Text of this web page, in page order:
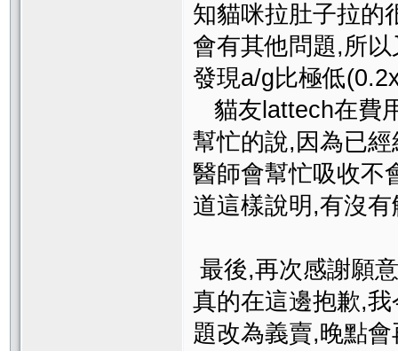
知貓咪拉肚子拉的
會有其他問題,所
發現a/g比極低
貓友lattech在費
幫忙的說,因為已
醫師會幫忙吸收不
道這樣說明,有沒
最後,再次感謝願
真的在這邊抱歉,
題改為義賣,晚點